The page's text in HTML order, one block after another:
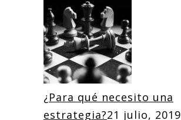
¿Para qué necesito una
estrategia?21 julio, 2019